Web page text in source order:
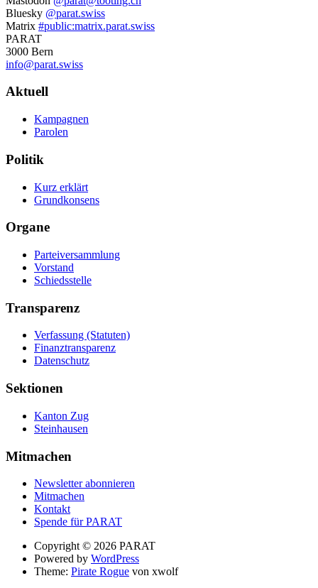
Weitere
Informationen
Bluesky @parat.swiss
Matrix #public:matrix.parat.swiss
PARAT
3000 Bern
info@parat.swiss
Navigation
Aktuell
Kampagnen
Parolen
Politik
Kurz erklärt
Grundkonsens
Organe
Parteiversammlung
Vorstand
Schiedsstelle
Transparenz
Verfassung (Statuten)
Finanztransparenz
Datenschutz
Sektionen
Kanton Zug
Steinhausen
Mitmachen
Newsletter abonnieren
Mitmachen
Kontakt
Spende für PARAT
Suche
Copyright © 2026 PARAT
Powered by WordPress
Theme: Pirate Rogue von xwolf